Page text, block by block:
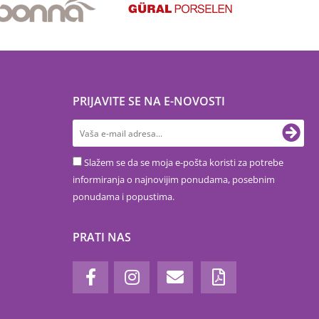
PRIJAVITE SE NA E-NOVOSTI
Slažem se da se moja e-pošta koristi za potrebe
informiranja o najnovijim ponudama, posebnim
ponudama i popustima.
PRATI NAS